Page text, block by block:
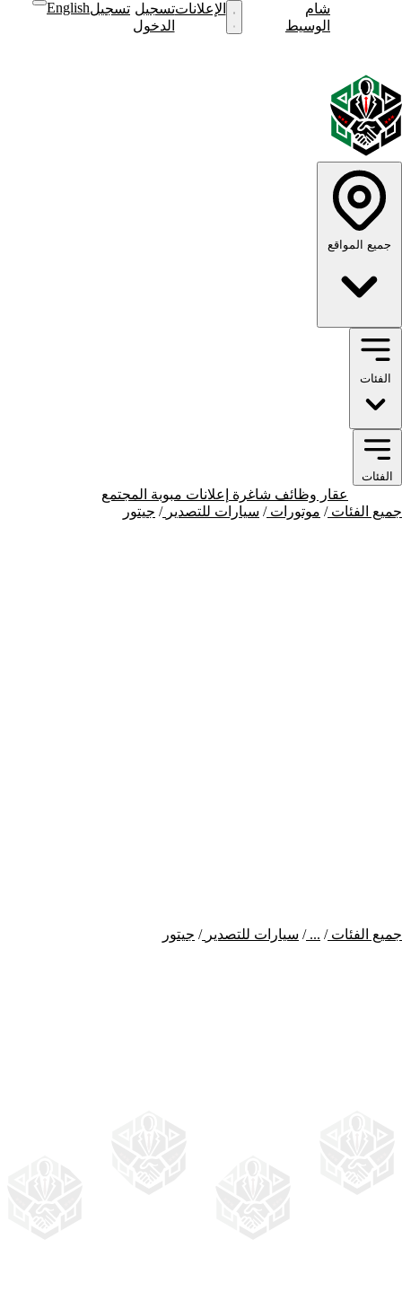
شام
الوسيط
الإعلاناتتسجيل
الدخول
تسجيلEnglish
جميع المواقع
الفئات
الفئات
عقار وظائف شاغرة إعلانات مبوبة المجتمع
جميع الفئات/ موتورات / سيارات للتصدير / جيتور
جميع الفئات/
...
/ سيارات للتصدير / جيتور